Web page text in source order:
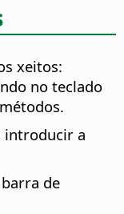
xeitos:
no teclado
introducir a
de